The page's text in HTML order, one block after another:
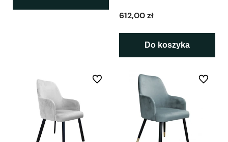
612,00 zł
Do koszyka
Do ulubionych Do